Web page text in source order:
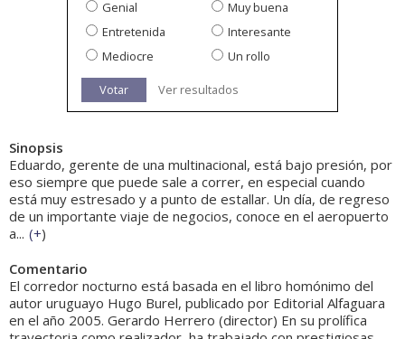
Genial
Muy buena
Entretenida
Interesante
Mediocre
Un rollo
Votar Ver resultados
Sinopsis
Eduardo, gerente de una multinacional, está bajo presión, por
eso siempre que puede sale a correr, en especial cuando
está muy estresado y a punto de estallar. Un día, de regreso
de un importante viaje de negocios, conoce en el aeropuerto
a... (+)
Comentario
El corredor nocturno está basada en el libro homónimo del
autor uruguayo Hugo Burel, publicado por Editorial Alfaguara
en el año 2005. Gerardo Herrero (director) En su prolífica